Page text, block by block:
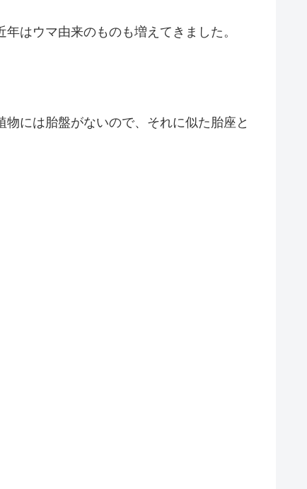
はウマ由来のものも増えてきました。
には胎盤がないので、それに似た胎座と